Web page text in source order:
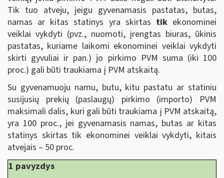
Tik tuo atveju, jeigu gyvenamasis pastatas, butas,
namas ar kitas statinys yra skirtas tikekonominei
veiklai vykdyti (pvz., nuomoti, įrengtas biuras, ūkinis
pastatas, kuriame laikomi ekonominei veiklai vykdyti
skirti gyvuliai ir pan.) jo pirkimo PVM suma (iki 100
proc.) gali būti traukiama į PVM atskaitą.
Su gyvenamuoju namu, butu, kitu pastatu ar statiniu
susijusių prekių (paslaugų) pirkimo (importo) PVM
maksimali dalis, kuri gali būti traukiama į PVM atskaitą,
yra 100 proc., jei gyvenamasis namas, butas ar kitas
statinys skirtas tik ekonominei veiklai vykdyti, kitais
atvejais – 50 proc.
1 pavyzdys